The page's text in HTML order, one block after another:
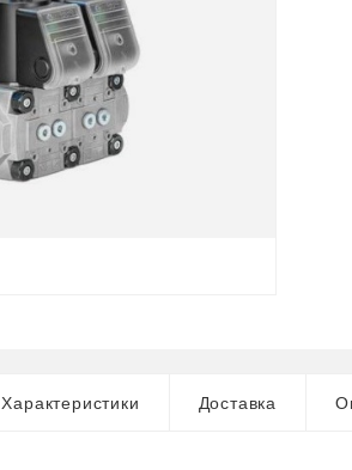
Характеристики Доставка